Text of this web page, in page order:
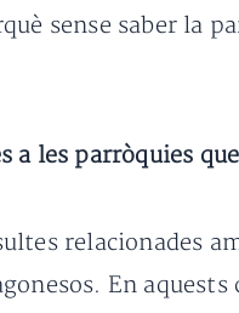
sense saber la
a les parròquies
relacionades
En